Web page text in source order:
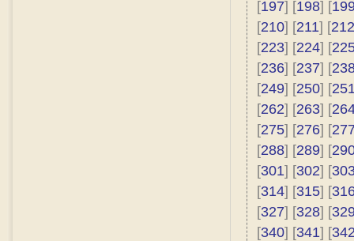
[197] [198] [
[210] [211] [212
[223] [224] [
[236] [237] [
[249] [250] [
[262] [263] [
[275] [276] [
[288] [289] [
[301] [302] [
[314] [315] [
[327] [328] [
[340] [341] [